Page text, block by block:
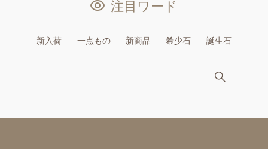
注目ワード
新入荷 一点もの 新商品 希少石 誕生石